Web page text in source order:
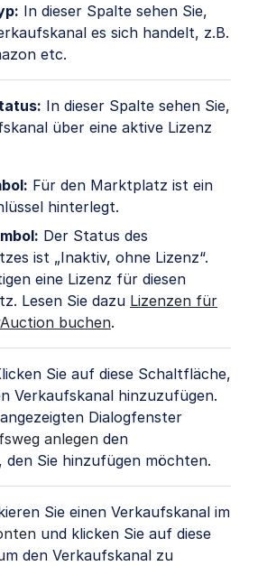
In dieser Spalte sehen Sie,
es sich handelt, z.B.
etc.
In dieser Spalte sehen Sie,
über eine aktive Lizenz
Für den Marktplatz ist ein
hinterlegt.
: Der Status des
ist „Inaktiv, ohne Lizenz“.
eine Lizenz für diesen
Lesen Sie dazu Lizenzen für
buchen.
Sie auf diese Schaltfläche,
Verkaufskanal hinzuzufügen.
Dialogfenster
anlegen den
den Sie hinzufügen möchten.
Sie einen Verkaufskanal im
und klicken Sie auf diese
den Verkaufskanal zu